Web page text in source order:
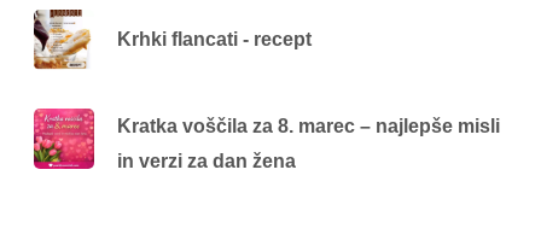
Krhki flancati - recept
Kratka voščila za 8. marec – najlepše misli
in verzi za dan žena